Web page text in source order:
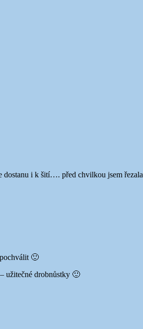
i k šití…. před chvilkou jsem
🙂
užitečné drobnůstky 🙂